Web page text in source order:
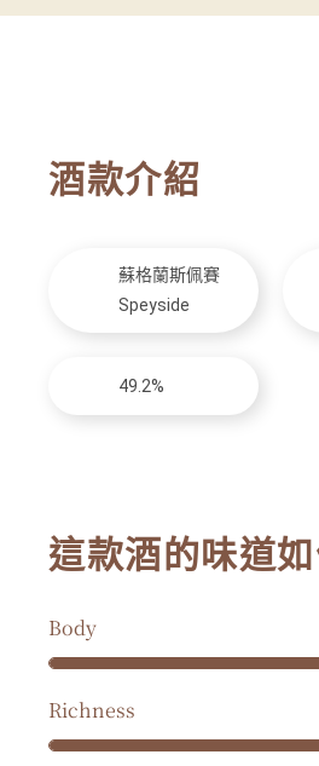
酒款介紹
蘇格蘭斯佩賽
Speyside
49.2%
這款酒的味道如
Body
Richness